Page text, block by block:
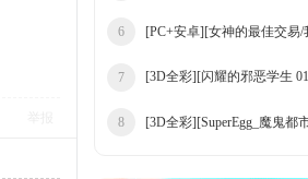
6 [PC+安卓][女神的最佳交易/我
7 [3D全彩][闪耀的邪恶学生 01-
8 [3D全彩][SuperEgg_魔鬼都市